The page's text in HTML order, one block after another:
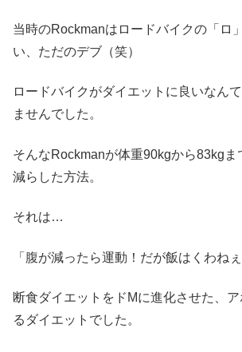
当時のRockmanはロードバイクの「ロ
い、ただのデブ（笑）
ロードバイクがダイエットに良いなん
ませんでした。
そんなRockmanが体重90kgから83kgま
減らした方法。
それは…
「腹が減ったら運動！だが飯はくわねぇ
断食ダイエットをドMに進化させた、ア
るダイエットでした。